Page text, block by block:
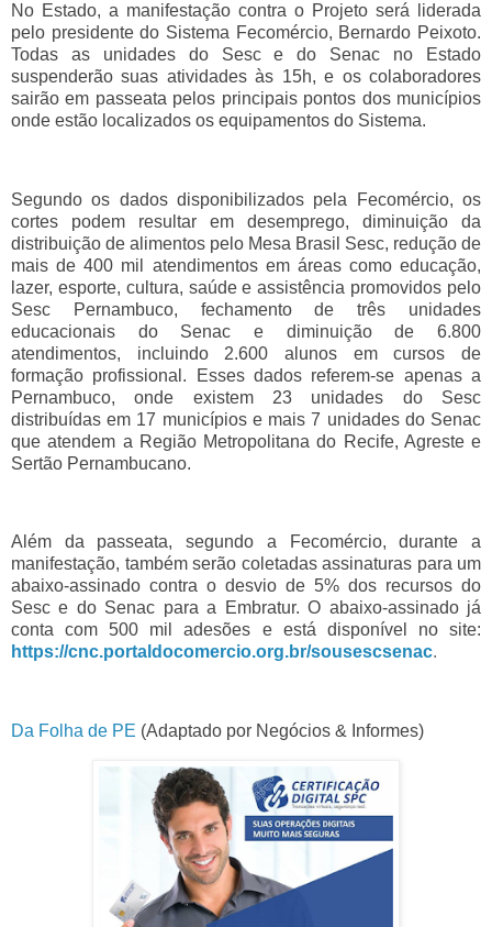
No Estado, a manifestação contra o Projeto será liderada
pelo presidente do Sistema Fecomércio, Bernardo Peixoto.
Todas as unidades do Sesc e do Senac no Estado
suspenderão suas atividades às 15h, e os colaboradores
sairão em passeata pelos principais pontos dos municípios
onde estão localizados os equipamentos do Sistema.
Segundo os dados disponibilizados pela Fecomércio, os
cortes podem resultar em desemprego, diminuição da
distribuição de alimentos pelo Mesa Brasil Sesc, redução de
mais de 400 mil atendimentos em áreas como educação,
lazer, esporte, cultura, saúde e assistência promovidos pelo
Sesc Pernambuco, fechamento de três unidades
educacionais do Senac e diminuição de 6.800
atendimentos, incluindo 2.600 alunos em cursos de
formação profissional. Esses dados referem-se apenas a
Pernambuco, onde existem 23 unidades do Sesc
distribuídas em 17 municípios e mais 7 unidades do Senac
que atendem a Região Metropolitana do Recife, Agreste e
Sertão Pernambucano.
Além da passeata, segundo a Fecomércio, durante a
manifestação, também serão coletadas assinaturas para um
abaixo-assinado contra o desvio de 5% dos recursos do
Sesc e do Senac para a Embratur. O abaixo-assinado já
conta com 500 mil adesões e está disponível no site:
https://cnc.portaldocomercio.org.br/sousescsenac.
Da Folha de PE (Adaptado por Negócios & Informes)